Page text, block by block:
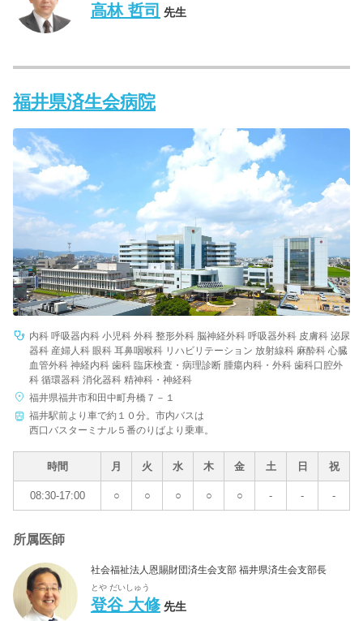
高林 哲司 先生
福井県済生会病院
内科 呼吸器内科 小児科 外科 整形外科 脳神経外科 呼吸器外科 皮膚科 泌尿
器科 産婦人科 眼科 耳鼻咽喉科 リハビリテーション 放射線科 麻酔科 心臓
血管外科 神経内科 歯科 臨床検査・病理診断 腫瘍内科・外科 歯科口腔外
科 循環器科 消化器科 精神科・神経科
福井県福井市和田中町舟橋７－１
福井駅前より車で約１０分。市内バスは
西口バスターミナル５番のりばより乗車。
時間 月 火 水 木 金 土 日 祝
08:30-17:00 ○ ○ ○ ○ ○ - - -
所属医師
社会福祉法人恩賜財団済生会支部 福井県済生会支部長
とや だいしゅう
登谷 大修 先生